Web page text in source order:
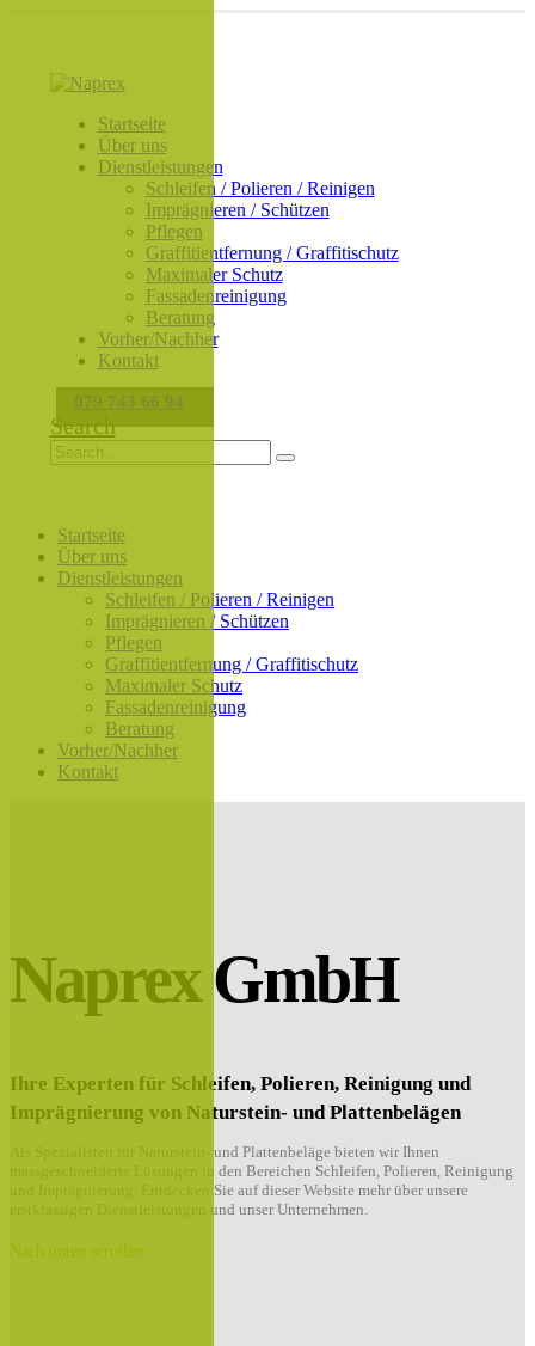
Startseite
Über uns
Dienstleistungen
Schleifen / Polieren / Reinigen
Imprägnieren / Schützen
Pflegen
Graffitientfernung / Graffitischutz
Maximaler Schutz
Fassadenreinigung
Beratung
Vorher/Nachher
Kontakt
079 743 66 94
Search
Startseite
Über uns
Dienstleistungen
Schleifen / Polieren / Reinigen
Imprägnieren / Schützen
Pflegen
Graffitientfernung / Graffitischutz
Maximaler Schutz
Fassadenreinigung
Beratung
Vorher/Nachher
Kontakt
Naprex GmbH
Ihre Experten für Schleifen, Polieren, Reinigung und
Imprägnierung von Naturstein- und Plattenbelägen
Als Spezialisten für Naturstein- und Plattenbeläge bieten wir Ihnen
massgeschneiderte Lösungen in den Bereichen Schleifen, Polieren, Reinigung
und Imprägnierung. Entdecken Sie auf dieser Website mehr über unsere
erstklassigen Dienstleistungen und unser Unternehmen.
Nach unten scrollen